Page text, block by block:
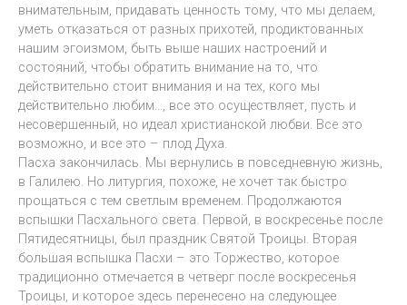
внимательным, придавать ценность тому, что мы делаем,
уметь отказаться от разных прихотей, продиктованных
нашим эгоизмом, быть выше наших настроений и
состояний, чтобы обратить внимание на то, что
действительно стоит внимания и на тех, кого мы
действительно любим…, все это осуществляет, пусть и
несовершенный, но идеал христианской любви. Все это
возможно, и все это – плод Духа.
Пасха закончилась. Мы вернулись в повседневную жизнь,
в Галилею. Но литургия, похоже, не хочет так быстро
прощаться с тем светлым временем. Продолжаются
вспышки Пасхального света. Первой, в воскресенье после
Пятидесятницы, был праздник Святой Троицы. Вторая
большая вспышка Пасхи – это Торжество, которое
традиционно отмечается в четверг после воскресенья
Троицы, и которое здесь перенесено на следующее